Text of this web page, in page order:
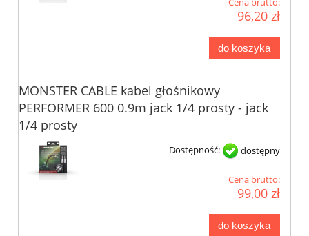
96,20 zł
do koszyka
MONSTER CABLE kabel głośnikowy
PERFORMER 600 0.9m jack 1/4 prosty - jack
1/4 prosty
Dostępność: dostępny
Cena brutto:
99,00 zł
do koszyka